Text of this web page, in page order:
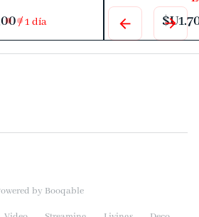
/
by Booqable